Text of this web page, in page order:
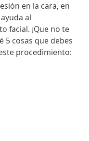
en la cara, en
al
facial. ¡Que no te
5 cosas que debes
procedimiento: